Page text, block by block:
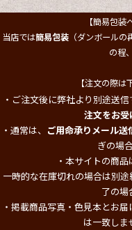
【簡易包装
当店では簡易包装（ダンボールの
の程
【注文の際は
・ご注文後に弊社より別途送信
注文をお受
・通常は、 ご用命承りメール
ぎの場
・本サイトの商品
一時的な在庫切れの場合は別
了の場
・掲載商品写真・色見本とお
は一致しま